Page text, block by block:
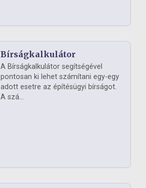
Bírságkalkulátor
A Bírságkalkulátor segítségével
pontosan ki lehet számítani egy-egy
adott esetre az építésügyi bírságot.
A szá...